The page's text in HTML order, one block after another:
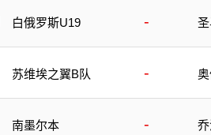
白俄罗斯U19 -
苏维埃之翼B队 -
南墨尔本 -